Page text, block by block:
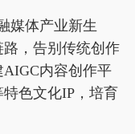
媒体产业新生
，告别传统创作
内容创作平
色文化IP，培育